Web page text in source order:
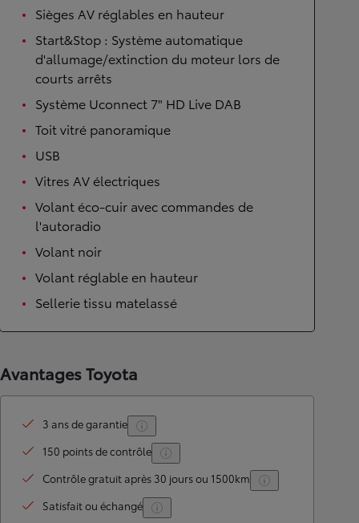
Sièges AV réglables en hauteur
Start&Stop : Système automatique
d'allumage/extinction du moteur lors de
courts arrêts
Système Uconnect 7" HD Live DAB
Toit vitré panoramique
USB
Vitres AV électriques
Volant éco-cuir avec commandes de
l'autoradio
Volant noir
Volant réglable en hauteur
Sellerie tissu matelassé
Avantages Toyota
3 ans de garantie
150 points de contrôle
Contrôle gratuit après 30 jours ou 1500km
Satisfait ou échangé